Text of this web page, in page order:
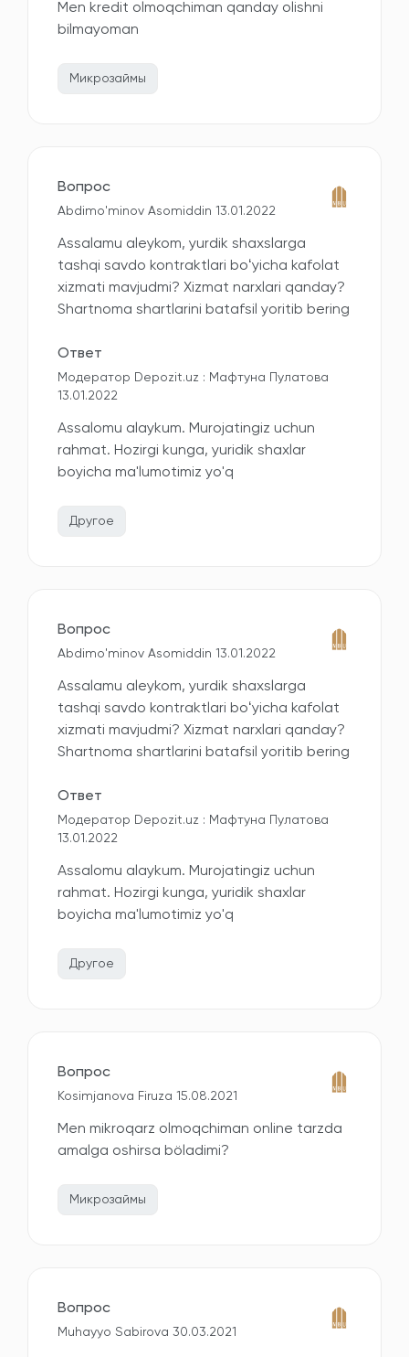
Men kredit olmoqchiman qanday olishni
bilmayoman
Микрозаймы
Вопрос
Abdimo'minov Asomiddin 13.01.2022
Assalamu aleykom, yurdik shaxslarga
tashqi savdo kontraktlari boʻyicha kafolat
xizmati mavjudmi? Xizmat narxlari qanday?
Shartnoma shartlarini batafsil yoritib bering
Ответ
Модератор Depozit.uz : Мафтуна Пулатова
13.01.2022
Assalomu alaykum. Murojatingiz uchun
rahmat. Hozirgi kunga, yuridik shaxlar
boyicha ma'lumotimiz yo'q
Другое
Вопрос
Abdimo'minov Asomiddin 13.01.2022
Assalamu aleykom, yurdik shaxslarga
tashqi savdo kontraktlari boʻyicha kafolat
xizmati mavjudmi? Xizmat narxlari qanday?
Shartnoma shartlarini batafsil yoritib bering
Ответ
Модератор Depozit.uz : Мафтуна Пулатова
13.01.2022
Assalomu alaykum. Murojatingiz uchun
rahmat. Hozirgi kunga, yuridik shaxlar
boyicha ma'lumotimiz yo'q
Другое
Вопрос
Kosimjanova Firuza 15.08.2021
Men mikroqarz olmoqchiman online tarzda
amalga oshirsa böladimi?
Микрозаймы
Вопрос
Muhayyo Sabirova 30.03.2021